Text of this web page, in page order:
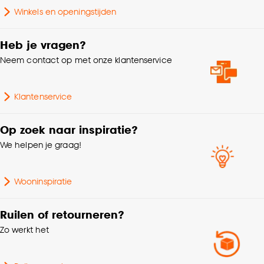
Goed om te weten is dat je deze keuze altijd nog
cookieverklaring
Winkels en openingstijden
Heb je vragen?
Neem contact op met onze klantenservice
Klantenservice
Op zoek naar inspiratie?
We helpen je graag!
Wooninspiratie
Ruilen of retourneren?
Zo werkt het